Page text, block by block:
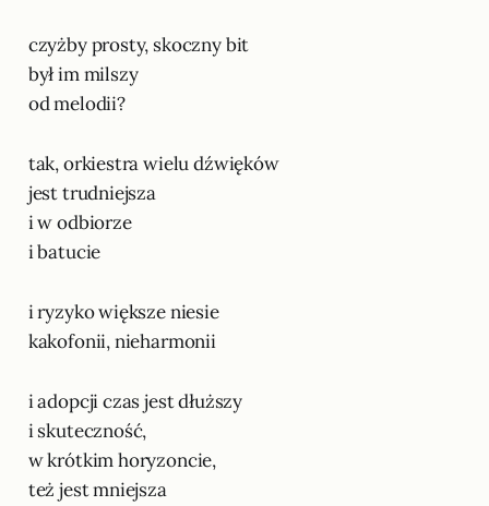
czyżby prosty, skoczny bit
był im milszy
od melodii?
tak, orkiestra wielu dźwięków
jest trudniejsza
i w odbiorze
i batucie
i ryzyko większe niesie
kakofonii, nieharmonii
i adopcji czas jest dłuższy
i skuteczność,
w krótkim horyzoncie,
też jest mniejsza